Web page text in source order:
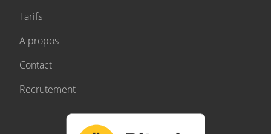
Tarifs
A propos
Contact
Recrutement